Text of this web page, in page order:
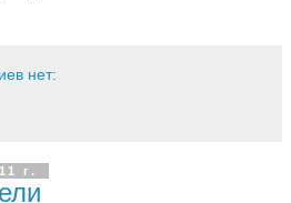
нет:
г.